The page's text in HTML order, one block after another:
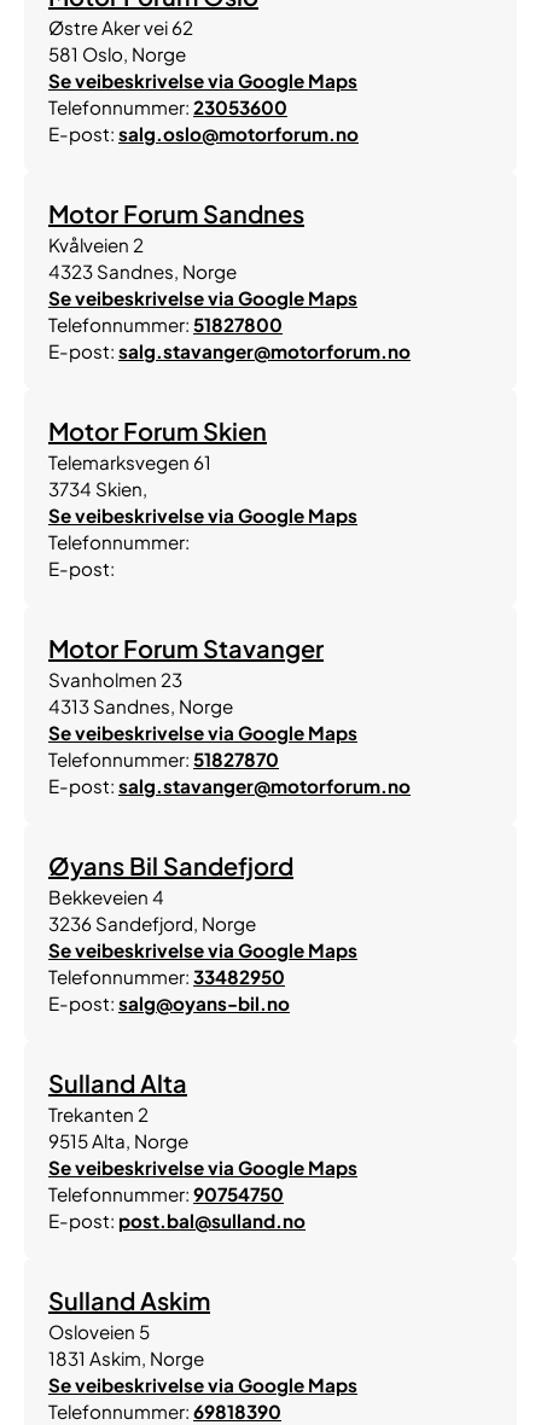
Østre Aker vei 62
581 Oslo, Norge
Se veibeskrivelse via Google Maps
Telefonnummer: 23053600
E-post: salg.oslo@motorforum.no
Motor Forum Sandnes
Kvålveien 2
4323 Sandnes, Norge
Se veibeskrivelse via Google Maps
Telefonnummer: 51827800
E-post: salg.stavanger@motorforum.no
Motor Forum Skien
Telemarksvegen 61
3734 Skien,
Se veibeskrivelse via Google Maps
Telefonnummer:
E-post:
Motor Forum Stavanger
Svanholmen 23
4313 Sandnes, Norge
Se veibeskrivelse via Google Maps
Telefonnummer: 51827870
E-post: salg.stavanger@motorforum.no
Øyans Bil Sandefjord
Bekkeveien 4
3236 Sandefjord, Norge
Se veibeskrivelse via Google Maps
Telefonnummer: 33482950
E-post: salg@oyans-bil.no
Sulland Alta
Trekanten 2
9515Alta, Norge
Se veibeskrivelse via Google Maps
Telefonnummer: 90754750
E-post: post.bal@sulland.no
Sulland Askim
Osloveien 5
1831 Askim, Norge
Se veibeskrivelse via Google Maps
Telefonnummer: 69818390